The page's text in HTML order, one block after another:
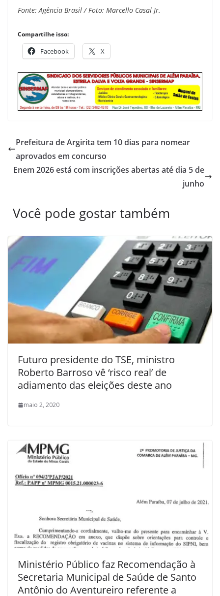
Fonte: Agência Brasil / Foto: Marcello Casal Jr.
Compartilhe isso:
Facebook X
Prefeitura de Argirita tem 10 dias para nomear
aprovados em concurso
Enem 2026 está com inscrições abertas até dia 5 de
junho
Você pode gostar também
Futuro presidente do TSE, ministro
Roberto Barroso vê ‘risco real’ de
adiamento das eleições deste ano
maio 2, 2020
Ministério Público faz Recomendação à
Secretaria Municipal de Saúde de Santo
Antônio do Aventureiro referente a